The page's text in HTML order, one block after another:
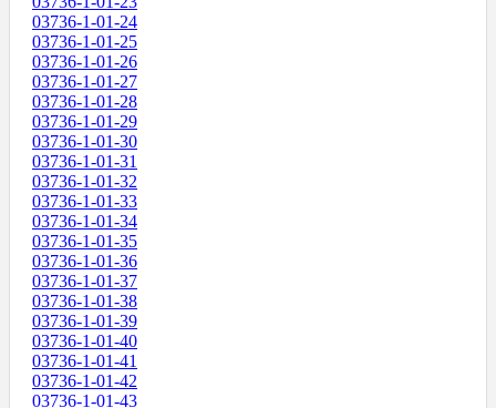
03736-1-01-24
03736-1-01-25
03736-1-01-26
03736-1-01-27
03736-1-01-28
03736-1-01-29
03736-1-01-30
03736-1-01-31
03736-1-01-32
03736-1-01-33
03736-1-01-34
03736-1-01-35
03736-1-01-36
03736-1-01-37
03736-1-01-38
03736-1-01-39
03736-1-01-40
03736-1-01-41
03736-1-01-42
03736-1-01-43